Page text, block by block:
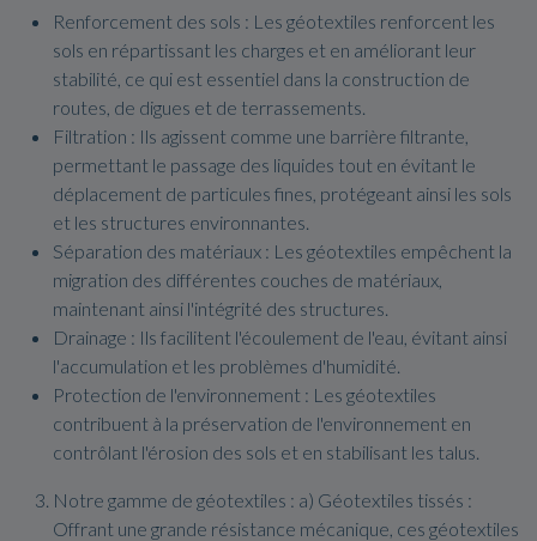
Renforcement des sols : Les géotextiles renforcent les
sols en répartissant les charges et en améliorant leur
stabilité, ce qui est essentiel dans la construction de
routes, de digues et de terrassements.
Filtration : Ils agissent comme une barrière filtrante,
permettant le passage des liquides tout en évitant le
déplacement de particules fines, protégeant ainsi les sols
et les structures environnantes.
Séparation des matériaux : Les géotextiles empêchent la
migration des différentes couches de matériaux,
maintenant ainsi l'intégrité des structures.
Drainage : Ils facilitent l'écoulement de l'eau, évitant ainsi
l'accumulation et les problèmes d'humidité.
Protection de l'environnement : Les géotextiles
contribuent à la préservation de l'environnement en
contrôlant l'érosion des sols et en stabilisant les talus.
Notre gamme de géotextiles : a) Géotextiles tissés :
Offrant une grande résistance mécanique, ces géotextiles